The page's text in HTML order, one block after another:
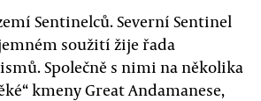
Sentinelců. Severní Sentinel
soužití žije řada
Společně s nimi na několika
kmeny Great Andamanese,